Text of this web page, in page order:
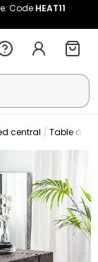
Code HEAT11
central Table à